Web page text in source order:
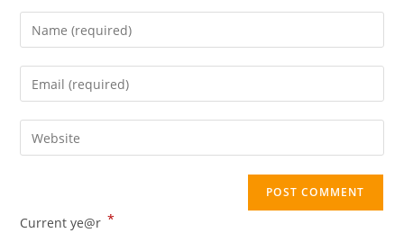
Enter
your
name
comment
Enter
your
email
address
Enter
your
(optional)
Current ye@r *